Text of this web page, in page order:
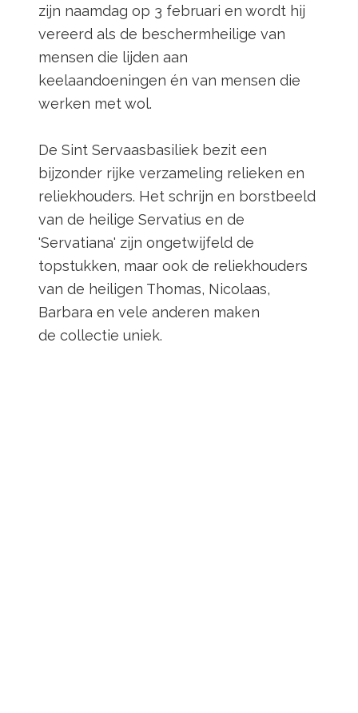
zijn naamdag op 3 februari en wordt hij
vereerd als de beschermheilige van
mensen die lijden aan
keelaandoeningen én van mensen die
werken met wol.
De Sint Servaasbasiliek bezit een
bijzonder rijke verzameling relieken en
reliekhouders. Het schrijn en borstbeeld
van de heilige Servatius en de
'Servatiana' zijn ongetwijfeld de
topstukken, maar ook de reliekhouders
van de heiligen Thomas, Nicolaas,
Barbara en vele anderen maken
de collectie uniek.